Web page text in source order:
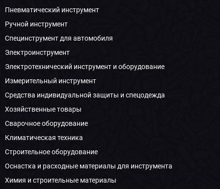
Пневматический инструмент
Ручной инструмент
Специнструмент для автомобиля
Электроинструмент
Электротехнический инструмент и оборудование
Измерительный инструмент
Средства индивидуальной защиты и спецодежда
Хозяйственные товары
Сварочное оборудование
Климатическая техника
Строительное оборудование
Оснастка и расходные материалы для инструмента
Химия и строительные материалы